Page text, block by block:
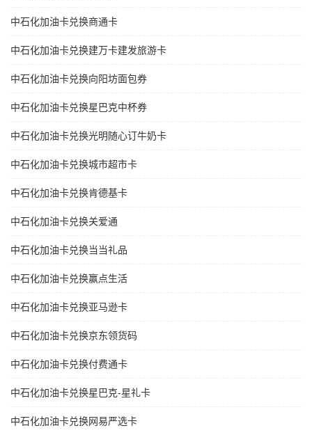
中石化加油卡兑换商通卡
中石化加油卡兑换建万卡建发旅游卡
中石化加油卡兑换向阳坊面包券
中石化加油卡兑换星巴克中杯券
中石化加油卡兑换光明随心订牛奶卡
中石化加油卡兑换城市超市卡
中石化加油卡兑换肯德基卡
中石化加油卡兑换关爱通
中石化加油卡兑换当当礼品
中石化加油卡兑换赢点生活
中石化加油卡兑换亚马逊卡
中石化加油卡兑换京东领货码
中石化加油卡兑换付费通卡
中石化加油卡兑换星巴克-星礼卡
中石化加油卡兑换网易严选卡